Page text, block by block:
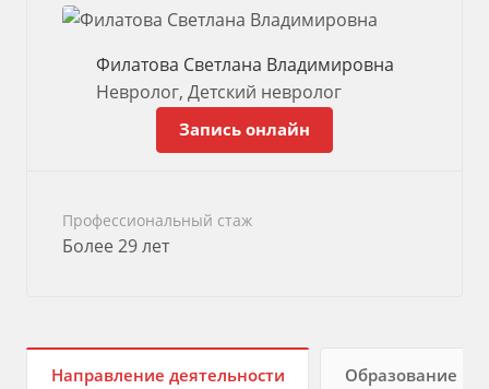
Филатова Светлана Владимировна
Невролог, Детский невролог
Запись онлайн
Профессиональный стаж
Более 29 лет
Направление деятельности Образование